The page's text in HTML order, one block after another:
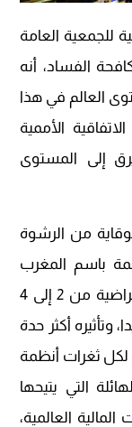
للجمعية العامة
الفساد، أنه
العالم في هذا
الأممية
إلى المستوى
من الرشوة
باسم المغرب
خلال هذه الدورة التي عقدت بصيغة افتراضية من 2 إلى 4
وتأثيره أكثر حدة
لكل ثغرات أنظمة
التي يتيحها
العالمية،